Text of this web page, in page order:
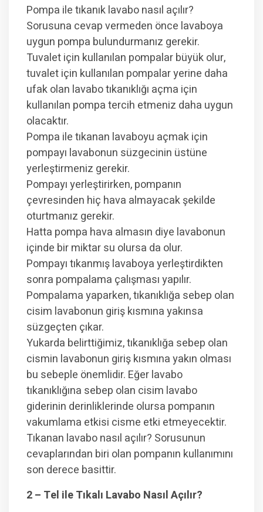
Pompa ile tıkanık lavabo nasıl açılır?
Sorusuna cevap vermeden önce lavaboya
uygun pompa bulundurmanız gerekir.
Tuvalet için kullanılan pompalar büyük olur,
tuvalet için kullanılan pompalar yerine daha
ufak olan lavabo tıkanıklığı açma için
kullanılan pompa tercih etmeniz daha uygun
olacaktır.
Pompa ile tıkanan lavaboyu açmak için
pompayı lavabonun süzgecinin üstüne
yerleştirmeniz gerekir.
Pompayı yerleştirirken, pompanın
çevresinden hiç hava almayacak şekilde
oturtmanız gerekir.
Hatta pompa hava almasın diye lavabonun
içinde bir miktar su olursa da olur.
Pompayı tıkanmış lavaboya yerleştirdikten
sonra pompalama çalışması yapılır.
Pompalama yaparken, tıkanıklığa sebep olan
cisim lavabonun giriş kısmına yakınsa
süzgeçten çıkar.
Yukarda belirttiğimiz, tıkanıklığa sebep olan
cismin lavabonun giriş kısmına yakın olması
bu sebeple önemlidir. Eğer lavabo
tıkanıklığına sebep olan cisim lavabo
giderinin derinliklerinde olursa pompanın
vakumlama etkisi cisme etki etmeyecektir.
Tıkanan lavabo nasıl açılır? Sorusunun
cevaplarından biri olan pompanın kullanımını
son derece basittir.
2 – Tel ile Tıkalı Lavabo Nasıl Açılır?